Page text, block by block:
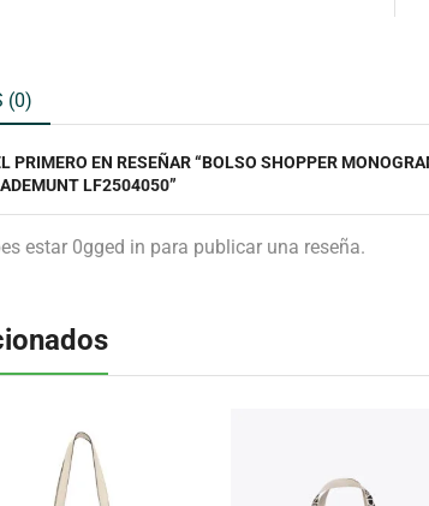
(0)
PRIMERO EN RESEÑAR “BOLSO SHOPPER
LF2504050”
estar 0gged in para publicar una reseña.